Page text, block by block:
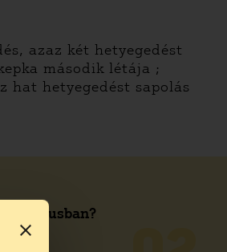
azaz két hetyegedést
második létája ;
hat hetyegedést sapolás
fáriusban?